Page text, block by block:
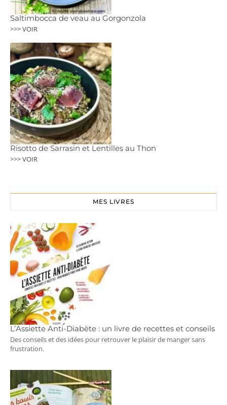
Saltimbocca de veau au Gorgonzola
>>> VOIR
Risotto de Sarrasin et Lentilles au Thon
>>> VOIR
MES LIVRES
L’Assiette Anti-Diabète : un livre de recettes et conseils
Des conseils et des idées pour retrouver le plaisir de manger sans
frustration.